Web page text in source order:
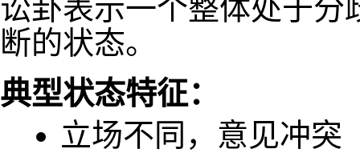
讼卦表示一个整体处于
断的状态。
典型状态特征：
立场不同，意见冲突